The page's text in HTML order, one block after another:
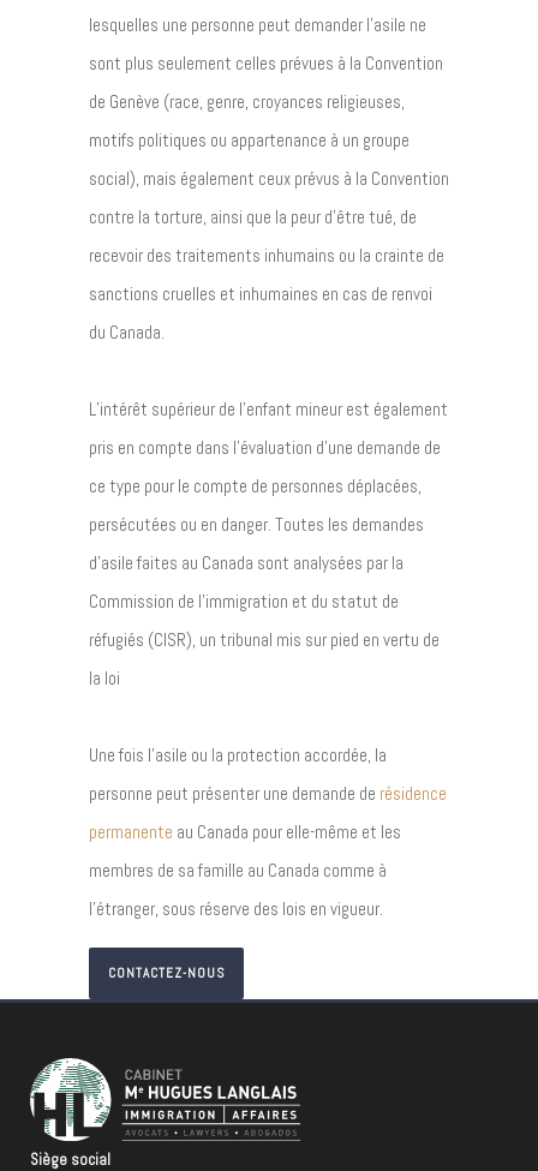
lesquelles une personne peut demander l’asile ne
sont plus seulement celles prévues à la Convention
de Genève (race, genre, croyances religieuses,
motifs politiques ou appartenance à un groupe
social), mais également ceux prévus à la Convention
contre la torture, ainsi que la peur d’être tué, de
recevoir des traitements inhumains ou la crainte de
sanctions cruelles et inhumaines en cas de renvoi
du Canada.
L’intérêt supérieur de l’enfant mineur est également
pris en compte dans l’évaluation d’une demande de
ce type pour le compte de personnes déplacées,
persécutées ou en danger. Toutes les demandes
d’asile faites au Canada sont analysées par la
Commission de l’immigration et du statut de
réfugiés (CISR), un tribunal mis sur pied en vertu de
la loi
Une fois l’asile ou la protection accordée, la
personne peut présenter une demande de résidence
permanente au Canada pour elle-même et les
membres de sa famille au Canada comme à
l’étranger, sous réserve des lois en vigueur.
CONTACTEZ-NOUS
Siège social